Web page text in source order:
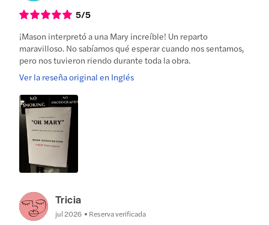
5/5
¡Mason interpretó a una Mary increíble! Un reparto
maravilloso. No sabíamos qué esperar cuando nos sentamos,
pero nos tuvieron riendo durante toda la obra.
Ver la reseña original en Inglés
Tricia
jul 2026 Reserva verificada